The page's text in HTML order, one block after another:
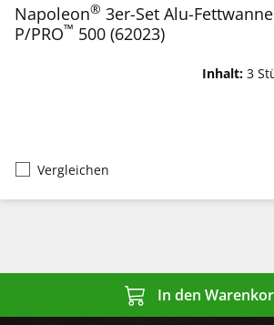
Napoleon® 3er-Set Alu-
P/PRO™ 500 (62023)
Inhalt: 3
Vergleichen
In den